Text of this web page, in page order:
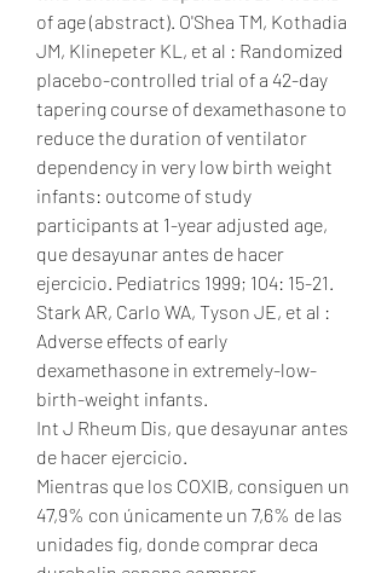
of age (abstract). O'Shea TM, Kothadia
JM, Klinepeter KL, et al : Randomized
placebo-controlled trial of a 42-day
tapering course of dexamethasone to
reduce the duration of ventilator
dependency in very low birth weight
infants: outcome of study
participants at 1-year adjusted age,
que desayunar antes de hacer
ejercicio. Pediatrics 1999; 104: 15-21.
Stark AR, Carlo WA, Tyson JE, et al :
Adverse effects of early
dexamethasone in extremely-low-
birth-weight infants.
Int J Rheum Dis, que desayunar antes
de hacer ejercicio.
Mientras que los COXIB, consiguen un
47,9% con únicamente un 7,6% de las
unidades fig, donde comprar deca